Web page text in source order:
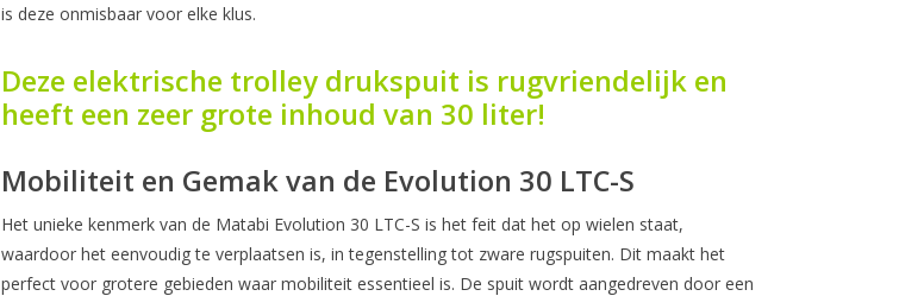
is deze onmisbaar voor elke klus.
Deze elektrische trolley drukspuit is rugvriendelijk en
heeft een zeer grote inhoud van 30 liter!
Mobiliteit en Gemak van de Evolution 30 LTC-S
Het unieke kenmerk van de Matabi Evolution 30 LTC-S is het feit dat het op wielen staat,
waardoor het eenvoudig te verplaatsen is, in tegenstelling tot zware rugspuiten. Dit maakt het
perfect voor grotere gebieden waar mobiliteit essentieel is. De spuit wordt aangedreven door een